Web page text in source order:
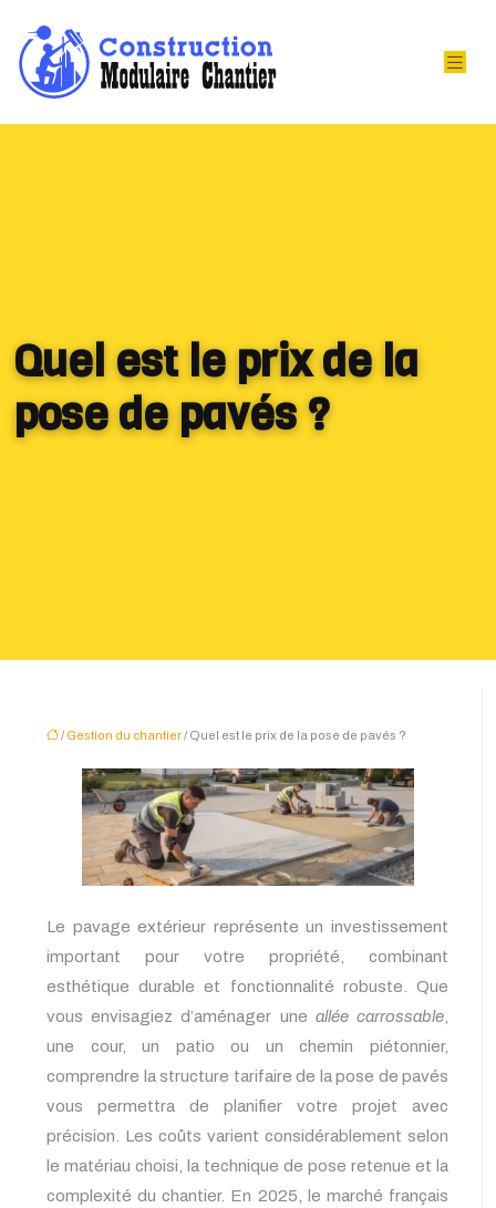
Quel est le prix de la
pose de pavés ?
/ Gestion du chantier/ Quel est le prix de la pose de pavés ?
Le pavage extérieur représente un investissement
important pour votre propriété, combinant
esthétique durable et fonctionnalité robuste. Que
vous envisagiez d’aménager une allée carrossable
une cour, un patio ou un chemin piétonnier,
comprendre la structure tarifaire de la pose de pavés
vous permettra de planifier votre projet avec
précision. Les coûts varient considérablement selon
le matériau choisi, la technique de pose retenue et la
complexité du chantier. En 2025, le marché français